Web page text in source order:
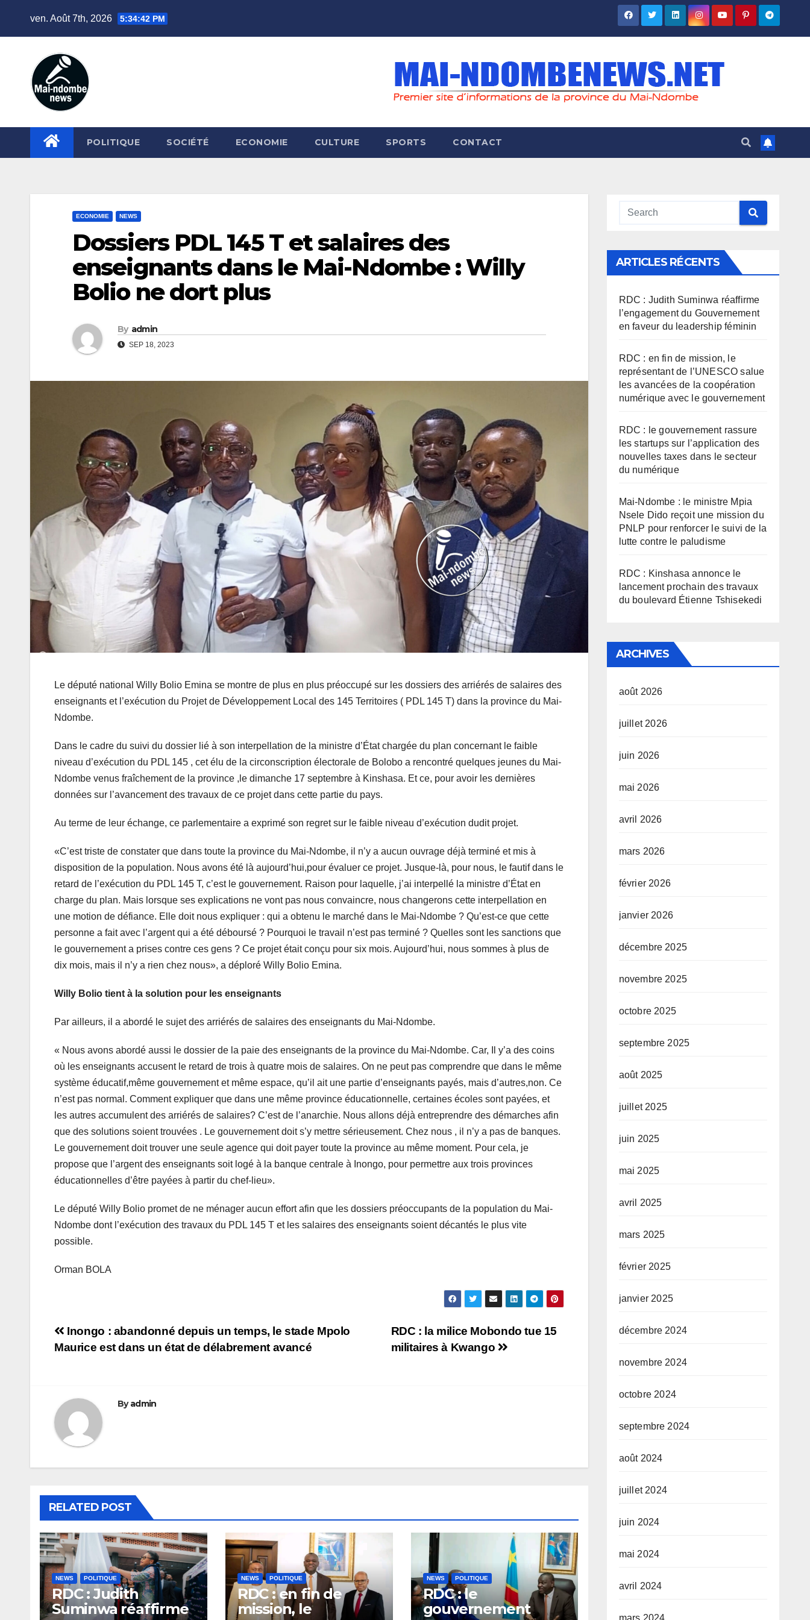
ven. Août 7th, 2026 5:34:43 PM
POLITIQUE SOCIÉTÉ ECONOMIE CULTURE SPORTS CONTACT
ECONOMIE NEWS
Dossiers PDL 145 T et salaires des
enseignants dans le Mai-Ndombe : Willy
Bolio ne dort plus
By admin
SEP 18, 2023
Le député national Willy Bolio Emina se montre de plus en plus préoccupé sur les dossiers des arriérés de salaires des
enseignants et l’exécution du Projet de Développement Local des 145 Territoires ( PDL 145 T) dans la province du Mai-
Ndombe.
Dans le cadre du suivi du dossier lié à son interpellation de la ministre d’État chargée du plan concernant le faible
niveau d’exécution du PDL 145 , cet élu de la circonscription électorale de Bolobo a rencontré quelques jeunes du Mai-
Ndombe venus fraîchement de la province ,le dimanche 17 septembre à Kinshasa. Et ce, pour avoir les dernières
données sur l’avancement des travaux de ce projet dans cette partie du pays.
Au terme de leur échange, ce parlementaire a exprimé son regret sur le faible niveau d’exécution dudit projet.
«C’est triste de constater que dans toute la province du Mai-Ndombe, il n’y a aucun ouvrage déjà terminé et mis à
disposition de la population. Nous avons été là aujourd’hui,pour évaluer ce projet. Jusque-là, pour nous, le fautif dans le
retard de l’exécution du PDL 145 T, c’est le gouvernement. Raison pour laquelle, j’ai interpellé la ministre d’État en
charge du plan. Mais lorsque ses explications ne vont pas nous convaincre, nous changerons cette interpellation en
une motion de défiance. Elle doit nous expliquer : qui a obtenu le marché dans le Mai-Ndombe ? Qu’est-ce que cette
personne a fait avec l’argent qui a été déboursé ? Pourquoi le travail n’est pas terminé ? Quelles sont les sanctions que
le gouvernement a prises contre ces gens ? Ce projet était conçu pour six mois. Aujourd’hui, nous sommes à plus de
dix mois, mais il n’y a rien chez nous», a déploré Willy Bolio Emina.
Willy Bolio tient à la solution pour les enseignants
Par ailleurs, il a abordé le sujet des arriérés de salaires des enseignants du Mai-Ndombe.
« Nous avons abordé aussi le dossier de la paie des enseignants de la province du Mai-Ndombe. Car, Il y’a des coins
où les enseignants accusent le retard de trois à quatre mois de salaires. On ne peut pas comprendre que dans le même
système éducatif,même gouvernement et même espace, qu’il ait une partie d’enseignants payés, mais d’autres,non. Ce
n’est pas normal. Comment expliquer que dans une même province éducationnelle, certaines écoles sont payées, et
les autres accumulent des arriérés de salaires? C’est de l’anarchie. Nous allons déjà entreprendre des démarches afin
que des solutions soient trouvées . Le gouvernement doit s’y mettre sérieusement. Chez nous , il n’y a pas de banques.
Le gouvernement doit trouver une seule agence qui doit payer toute la province au même moment. Pour cela, je
propose que l’argent des enseignants soit logé à la banque centrale à Inongo, pour permettre aux trois provinces
éducationnelles d’être payées à partir du chef-lieu».
Le député Willy Bolio promet de ne ménager aucun effort afin que les dossiers préoccupants de la population du Mai-
Ndombe dont l’exécution des travaux du PDL 145 T et les salaires des enseignants soient décantés le plus vite
possible.
Orman BOLA
Navigation
RDC : la milice Mobondo tue 15
militaires à Kwango
Inongo : abandonné depuis un temps, le stade Mpolo
Maurice est dans un état de délabrement avancé
Byadmin
RELATED POST
NEWS POLITIQUE
RDC : Judith
Suminwa réaffirme
NEWS POLITIQUE
RDC : en fin de
mission, le
NEWS POLITIQUE
RDC : le
gouvernement
ARTICLES RÉCENTS
RDC : Judith Suminwa réaffirme
l’engagement du Gouvernement
en faveur du leadership féminin
RDC : en fin de mission, le
représentant de l’UNESCO salue
les avancées de la coopération
numérique avec le gouvernement
RDC : le gouvernement rassure
les startups sur l’application des
nouvelles taxes dans le secteur
du numérique
Mai-Ndombe : le ministre Mpia
Nsele Dido reçoit une mission du
PNLP pour renforcer le suivi de la
lutte contre le paludisme
RDC : Kinshasa annonce le
lancement prochain des travaux
du boulevard Étienne Tshisekedi
ARCHIVES
août 2026
juillet 2026
juin 2026
mai 2026
avril 2026
mars 2026
février 2026
janvier 2026
décembre 2025
novembre 2025
octobre 2025
septembre 2025
août 2025
juillet 2025
juin 2025
mai 2025
avril 2025
mars 2025
février 2025
janvier 2025
décembre 2024
novembre 2024
octobre 2024
septembre 2024
août 2024
juillet 2024
juin 2024
mai 2024
avril 2024
mars 2024